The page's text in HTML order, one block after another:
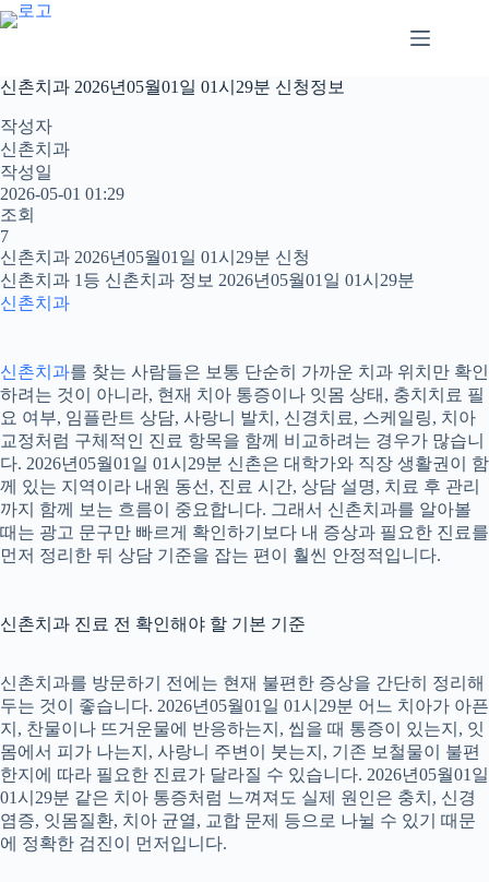
본
문
로
건
너
뛰
기
신촌치과 2026년05월01일 01시29분 신청정보
작성자
신촌치과
작성일
2026-05-01 01:29
조회
7
신촌치과 2026년05월01일 01시29분 신청
신촌치과 1등 신촌치과 정보 2026년05월01일 01시29분
신촌치과
신촌치과를 찾는 사람들은 보통 단순히 가까운 치과 위치만 확인
하려는 것이 아니라, 현재 치아 통증이나 잇몸 상태, 충치치료 필
요 여부, 임플란트 상담, 사랑니 발치, 신경치료, 스케일링, 치아
교정처럼 구체적인 진료 항목을 함께 비교하려는 경우가 많습니
다. 2026년05월01일 01시29분 신촌은 대학가와 직장 생활권이 함
께 있는 지역이라 내원 동선, 진료 시간, 상담 설명, 치료 후 관리
까지 함께 보는 흐름이 중요합니다. 그래서 신촌치과를 알아볼
때는 광고 문구만 빠르게 확인하기보다 내 증상과 필요한 진료를
먼저 정리한 뒤 상담 기준을 잡는 편이 훨씬 안정적입니다.
신촌치과 진료 전 확인해야 할 기본 기준
신촌치과를 방문하기 전에는 현재 불편한 증상을 간단히 정리해
두는 것이 좋습니다. 2026년05월01일 01시29분 어느 치아가 아픈
지, 찬물이나 뜨거운물에 반응하는지, 씹을 때 통증이 있는지, 잇
몸에서 피가 나는지, 사랑니 주변이 붓는지, 기존 보철물이 불편
한지에 따라 필요한 진료가 달라질 수 있습니다. 2026년05월01일
01시29분 같은 치아 통증처럼 느껴져도 실제 원인은 충치, 신경
염증, 잇몸질환, 치아 균열, 교합 문제 등으로 나뉠 수 있기 때문
에 정확한 검진이 먼저입니다.